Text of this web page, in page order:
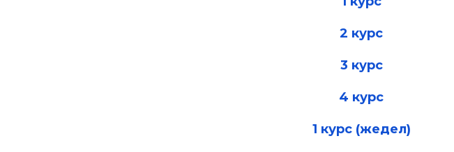
2 курс
3 курс
4 курс
1 курс (жедел)